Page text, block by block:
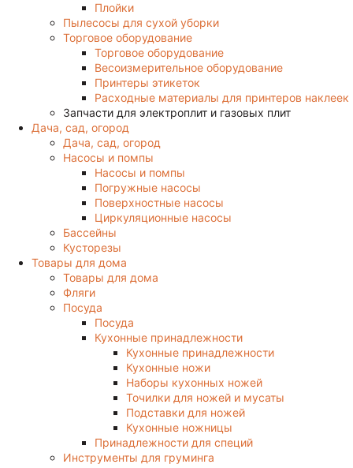
Плойки
Пылесосы для сухой уборки
Торговое оборудование
Торговое оборудование
Весоизмерительное оборудование
Принтеры этикеток
Расходные материалы для принтеров наклеек
Запчасти для электроплит и газовых плит
Дача, сад, огород
Дача, сад, огород
Насосы и помпы
Насосы и помпы
Погружные насосы
Поверхностные насосы
Циркуляционные насосы
Бассейны
Кусторезы
Товары для дома
Товары для дома
Фляги
Посуда
Посуда
Кухонные принадлежности
Кухонные принадлежности
Кухонные ножи
Наборы кухонных ножей
Точилки для ножей и мусаты
Подставки для ножей
Кухонные ножницы
Принадлежности для специй
Инструменты для груминга